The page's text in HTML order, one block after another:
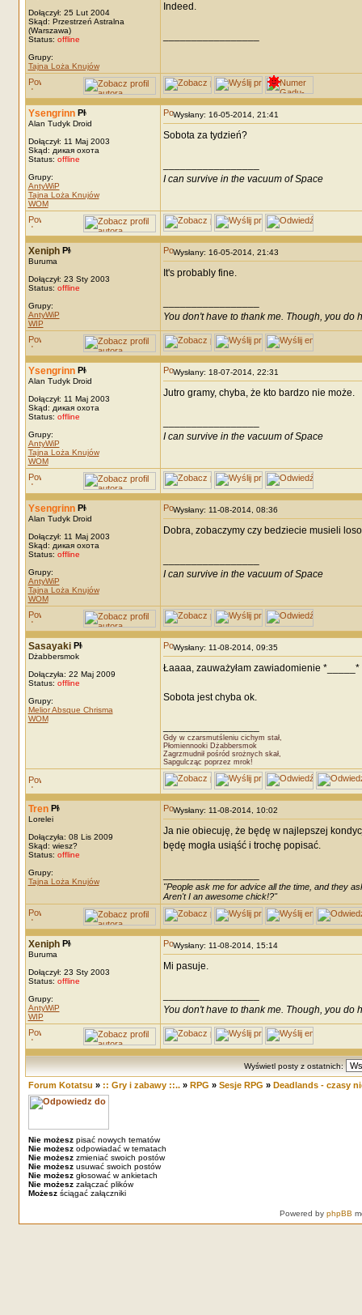
Dołączył: 25 Lut 2004
Skąd: Przestrzeń Astralna
(Warszawa)
Status: offline
Grupy:
Tajna Loża Knujów
Indeed.
Ysengrinn
Alan Tudyk Droid
Dołączył: 11 Maj 2003
Skąd: дикая охота
Status: offline
Grupy:
AntyWiP
Tajna Loża Knujów
WOM
Wysłany: 16-05-2014, 21:41
Sobota za tydzień?
I can survive in the vacuum of Space
Xeniph
Buruma
Dołączył: 23 Sty 2003
Status: offline
Grupy:
AntyWiP
WIP
Wysłany: 16-05-2014, 21:43
It's probably fine.
You don't have to thank me. Though, you do
Ysengrinn
Alan Tudyk Droid
Dołączył: 11 Maj 2003
Skąd: дикая охота
Status: offline
Grupy:
AntyWiP
Tajna Loża Knujów
WOM
Wysłany: 18-07-2014, 22:31
Jutro gramy, chyba, że kto bardzo nie może.
I can survive in the vacuum of Space
Ysengrinn
Alan Tudyk Droid
Dołączył: 11 Maj 2003
Skąd: дикая охота
Status: offline
Grupy:
AntyWiP
Tajna Loża Knujów
WOM
Wysłany: 11-08-2014, 08:36
Dobra, zobaczymy czy bedziecie musieli
I can survive in the vacuum of Space
Sasayaki
Dżabbersmok
Dołączyła: 22 Maj 2009
Status: offline
Grupy:
Melior Absque Chrisma
WOM
Wysłany: 11-08-2014, 09:35
Łaaaa, zauważyłam zawiadomienie *_____*
Sobota jest chyba ok.
Gdy w czarsmutśleniu cichym stał,
Płomiennooki Dżabbersmok
Zagrzmudnił pośród srożnych skał,
Sapgulcząc poprzez mrok!
Tren
Lorelei
Dołączyła: 08 Lis 2009
Skąd: wiesz?
Status: offline
Grupy:
Tajna Loża Knujów
Wysłany: 11-08-2014, 10:02
Ja nie obiecuję, że będę w najlepszej
będę mogła usiąść i trochę popisać.
"People ask me for advice all the time, and they
Aren't I an awesome chick!?"
Xeniph
Buruma
Dołączył: 23 Sty 2003
Status: offline
Grupy:
AntyWiP
WIP
Wysłany: 11-08-2014, 15:14
Mi pasuje.
You don't have to thank me. Though, you do
Wyświetl posty z ostatnich:
Forum Kotatsu » :: Gry i zabawy ::..» RPG » Sesje RPG » Deadlands - czasy
Nie możeszpisać nowych tematów
Nie możeszodpowiadać w tematach
Nie możeszzmieniać swoich postów
Nie możeszusuwać swoich postów
Nie możeszgłosować w ankietach
Nie możeszzałączać plików
Możeszściągać załączniki
Powered by phpBB